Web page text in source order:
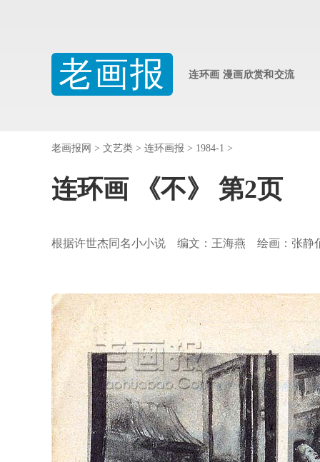
老画报 连环画 漫画欣赏和交流
老画报网 > 文艺类 > 连环画报 > 1984-1 >
连环画 《不》 第2页
根据许世杰同名小小说 编文：王海燕 绘画：张静